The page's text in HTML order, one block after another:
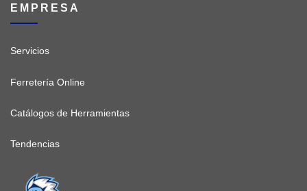
EMPRESA
Servicios
Ferretería Online
Catálogos de Herramientas
Tendencias